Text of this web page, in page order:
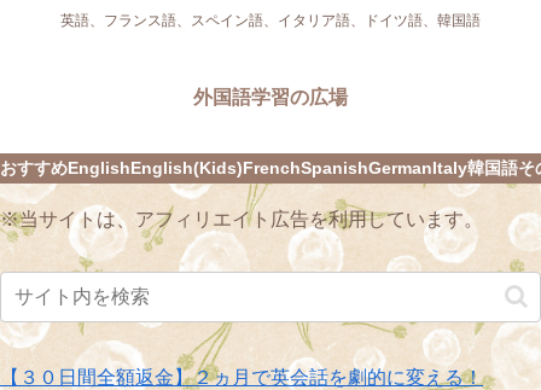
英語、フランス語、スペイン語、イタリア語、ドイツ語、韓国語
外国語学習の広場
おすすめEnglishEnglish(Kids)FrenchSpanishGermanItaly韓国語そ
※当サイトは、アフィリエイト広告を利用しています。
【３０日間全額返金】２ヵ月で英会話を劇的に変える！